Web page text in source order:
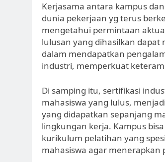
Kerjasama antara kampus
dunia pekerjaan yg terus
mengetahui permintaan
lulusan yang dihasilkan dapat
dalam mendapatkan
industri, memperkuat
Di samping itu, sertifikasi
mahasiswa yang lulus,
yang didapatkan sepanjang
lingkungan kerja. Kampus
kurikulum pelatihan yang
mahasiswa agar